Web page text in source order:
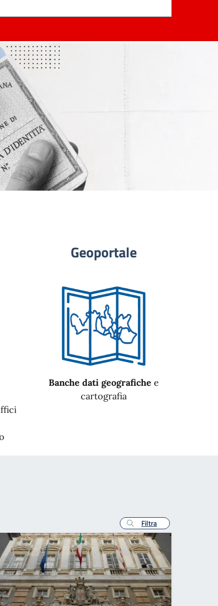
Geoportale
Banche dati geografiche e
cartografia
Filtra